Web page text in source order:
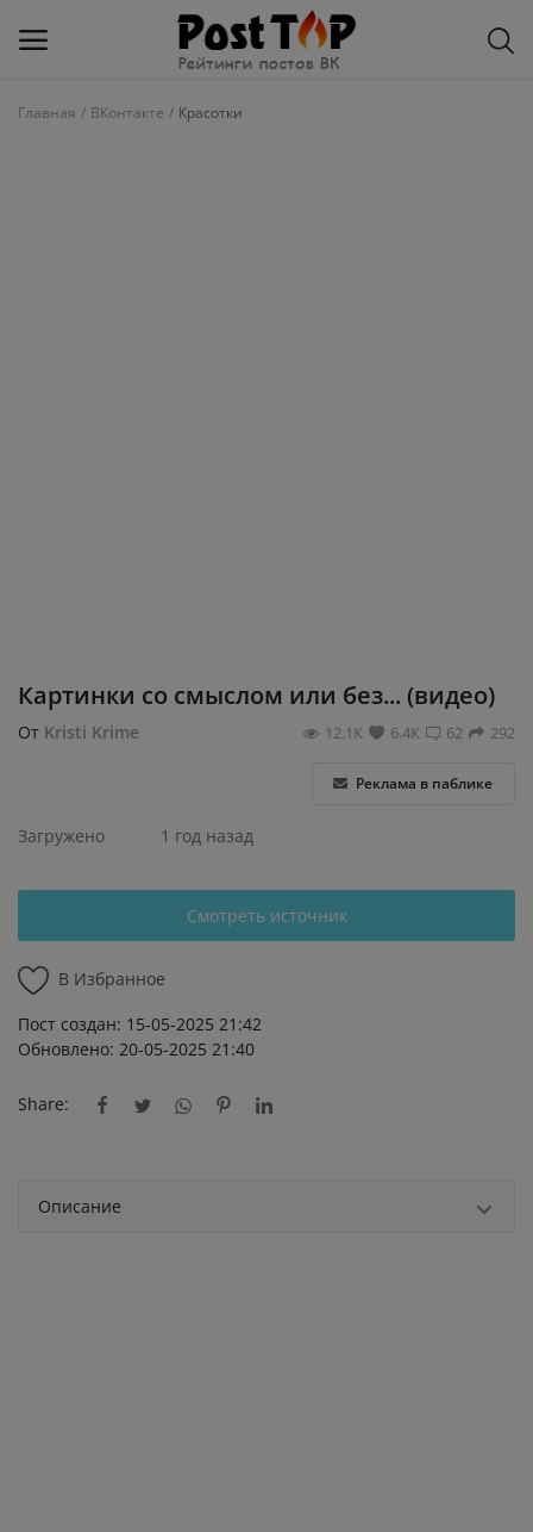
Главная ВКонтакте Красотки
Картинки со смыслом или без... (видео)
От Kristi Krime 292
62
6.4К
12.1К
Реклама в паблике
Загружено 1 год назад
Смотреть источник
В Избранное
Пост создан: 15-05-2025 21:42
Обновлено: 20-05-2025 21:40
Share:
Описание